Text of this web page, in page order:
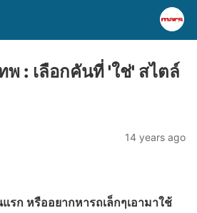
พ : เลือกคันที่ 'ใช่' สไตล์
14 years ago
ก หรืออยากหารถเล็กๆเอามาใช้